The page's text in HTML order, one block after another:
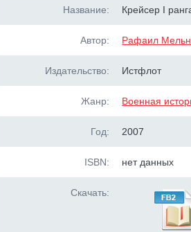
Название: Крейсер I
Автор: Рафаил
Издательство: Истфлот
Жанр: Военная
Год: 2007
ISBN: нет данных
Скачать: